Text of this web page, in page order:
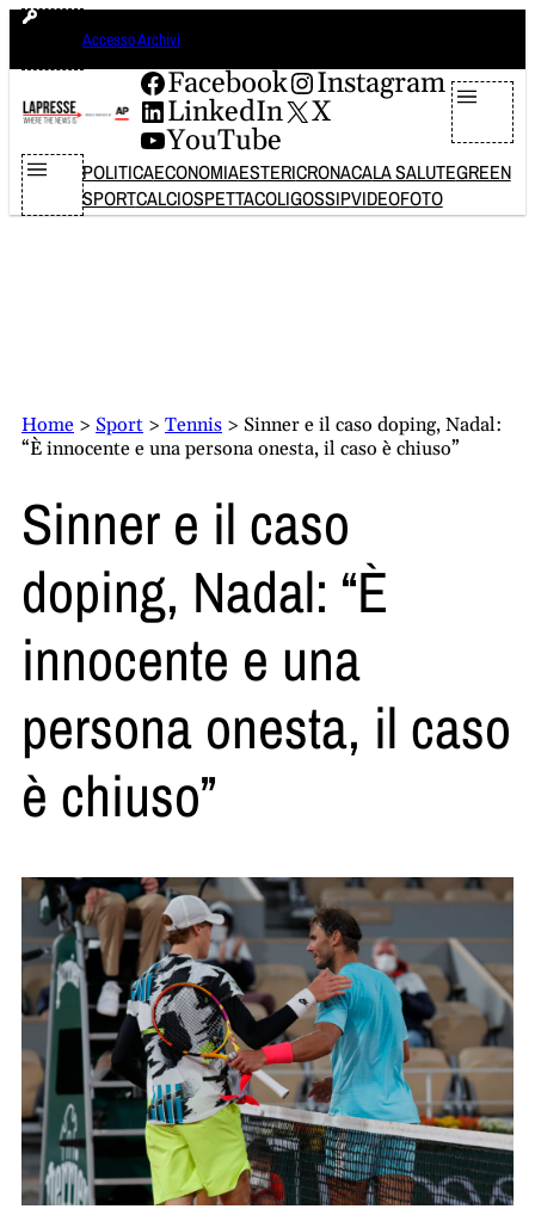
Vai
contenuto
Accesso Archivi
Facebook
Instagram
LinkedIn
X
YouTube
POLITICAECONOMIAESTERICRONACALA SALUTEGREEN
SPORTCALCIOSPETTACOLIGOSSIPVIDEOFOTO
Home > Sport > Tennis > Sinner e il caso doping, Nadal:
“È innocente e una persona onesta, il caso è chiuso”
Sinner e il caso
doping, Nadal: “È
innocente e una
persona onesta, il caso
è chiuso”